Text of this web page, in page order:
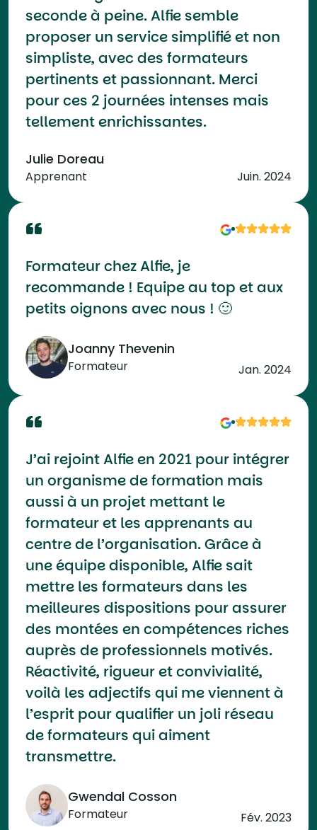
seconde à peine. Alfie semble
proposer un service simplifié et non
simpliste, avec des formateurs
pertinents et passionnant. Merci
pour ces 2 journées intenses mais
tellement enrichissantes.
Julie Doreau
Apprenant Juin. 2024
Formateur chez Alfie, je
recommande ! Equipe au top et aux
petits oignons avec nous ! 🙂
Joanny Thevenin
Formateur Jan. 2024
J’ai rejoint Alfie en 2021 pour intégrer
un organisme de formation mais
aussi à un projet mettant le
formateur et les apprenants au
centre de l’organisation. Grâce à
une équipe disponible, Alfie sait
mettre les formateurs dans les
meilleures dispositions pour assurer
des montées en compétences riches
auprès de professionnels motivés.
Réactivité, rigueur et convivialité,
voilà les adjectifs qui me viennent à
l’esprit pour qualifier un joli réseau
de formateurs qui aiment
transmettre.
Gwendal Cosson
Formateur Fév. 2023